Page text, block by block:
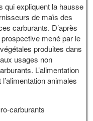
qui expliquent la hausse
de maïs des
carburants. D’après
mené par le
produites dans
usages non
L’alimentation
animales
carburants